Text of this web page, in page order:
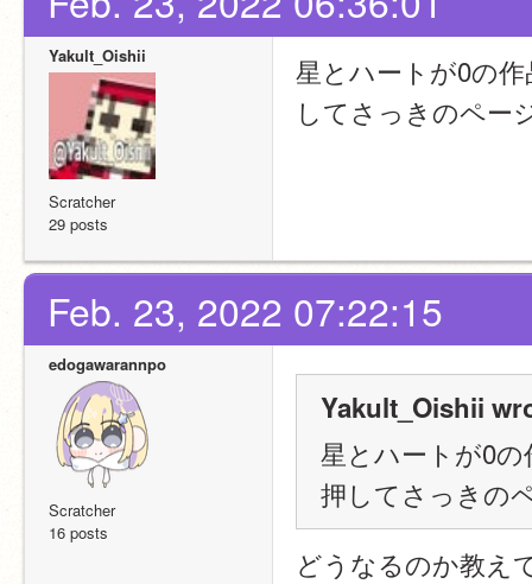
Yakult_Oishii
Scratcher
29 posts
星とハートが0の
してさっきのペー
Feb. 23, 2022 07:22:15
edogawarannpo
Scratcher
16 posts
Yakult_Oishii
星とハートが0
押してさっきの
どうなるのか教え